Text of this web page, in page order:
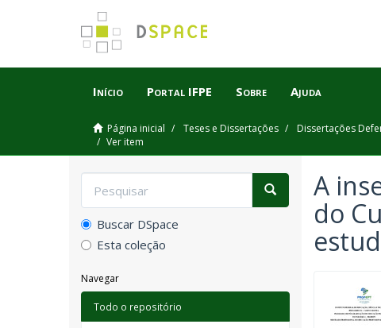
Início Portal IFPE Sobre Ajuda
Página inicial Teses e Dissertações Dissertações
Ver item
Buscar DSpace
Esta coleção
Navegar
Todo o repositório
A
do